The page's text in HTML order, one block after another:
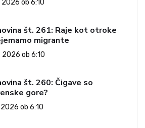
2026 ob 6:10
št. 261: Raje kot otroke
migrante
2026 ob 6:10
št. 260: Čigave so
gore?
2026 ob 6:10